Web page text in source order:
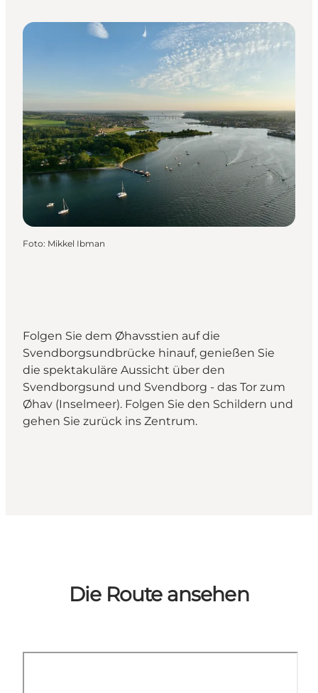
Foto: Mikkel Ibman
Folgen Sie dem Øhavsstien auf die
Svendborgsundbrücke hinauf, genießen Sie
die spektakuläre Aussicht über den
Svendborgsund und Svendborg - das Tor zum
Øhav (Inselmeer). Folgen Sie den Schildern und
gehen Sie zurück ins Zentrum.
Die Route ansehen